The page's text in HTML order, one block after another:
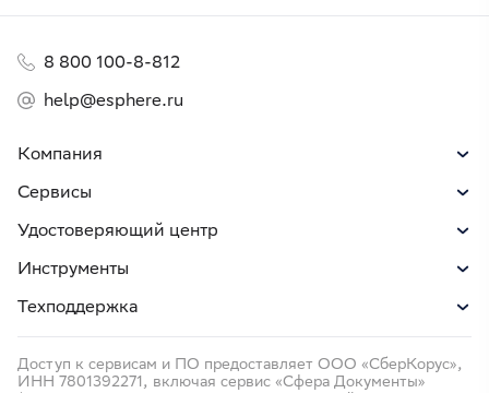
Компания
Сервисы
Удостоверяющий центр
Инструменты
Техподдержка
8 800 100-8-812
help@esphere.ru
Доступ к сервисам и ПО предоставляет ООО «СберКорус»,
ИНН 7801392271, включая сервис «Сфера Документы»